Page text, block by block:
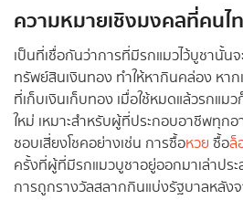
ความหมายเชิงมงคลที่คนไ
เป็นที่เชื่อกันว่าการที่มีรกแมวไว้บูชานั้นจ
ทรัพย์สินเงินทอง ทำให้หากินคล่อง หาก
ที่เก็บเงินเก็บทอง เมื่อใช้หมดแล้วรกแม
ใหม่ เหมาะสำหรับผู้ที่ประกอบอาชีพทุก
ชอบเสี่ยงโชคอย่างเช่น การซื้อหวย ซื้อล็
ครั้งที่ผู้ที่มีรกแมวบูชาอยู่ออกมาเล่าปร
การถูกรางวัลสลากกินแบ่งรัฐบาลหลัง